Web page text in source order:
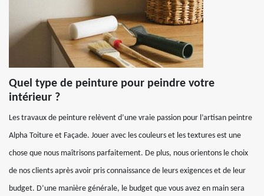
Quel type de peinture pour peindre votre
intérieur ?
Les travaux de peinture relèvent d’une vraie passion pour l’artisan peintre
Alpha Toiture et Façade. Jouer avec les couleurs et les textures est une
chose que nous maîtrisons parfaitement. De plus, nous orientons le choix
de nos clients après avoir pris connaissance de leurs exigences et de leur
budget. D’une manière générale, le budget que vous avez en main sera